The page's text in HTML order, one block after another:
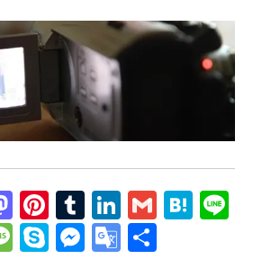
Mastodon
Pinterest
Tumblr
LinkedIn
Gmail
Message
SkypeMessenger
Google